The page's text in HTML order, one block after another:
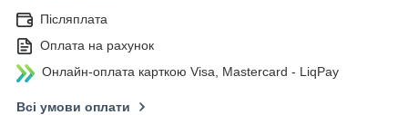
Післяплата
Оплата на рахунок
Онлайн-оплата карткою Visa, Mastercard - LiqPay
Всі умови оплати